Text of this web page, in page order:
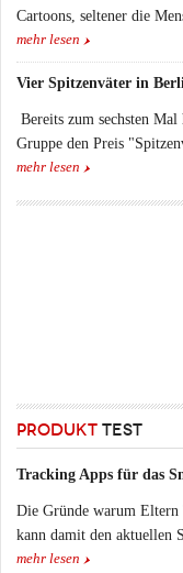
Cartoons, seltener die
mehr lesen
Vier Spitzenväter in
Bereits zum sechsten
Gruppe den Preis
mehr lesen
PRODUKT TEST
Tracking Apps für das
Die Gründe warum
kann damit den aktuellen
mehr lesen